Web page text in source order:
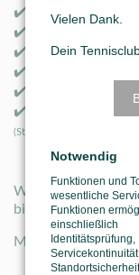
✔️ U10 Pfalzmeister
✔️ U12
✔️ U12Vize-
✔️ 7 Kinder im
✔️ 4 Kinder im
✔️ 5 Kinder in der
(Stand 11/2025)
Wenn du das Beste
bist du bei uns
Mehr Infos zu
Vielen Dank.
Dein
Notwendig
Funktionen und
wesentliche
Funktionen
einschließlich
Identitätsprüfung,
Servicekontinuität